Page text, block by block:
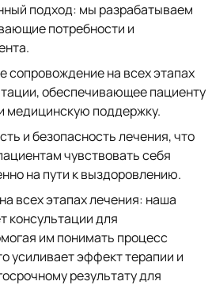
подход: мы разрабатываем
потребности и
сопровождение на всех этапах
обеспечивающее пациенту
медицинскую поддержку.
и безопасность лечения, что
чувствовать себя
на пути к выздоровлению.
всех этапах лечения: наша
консультации для
им понимать процесс
усиливает эффект терапии и
результату для